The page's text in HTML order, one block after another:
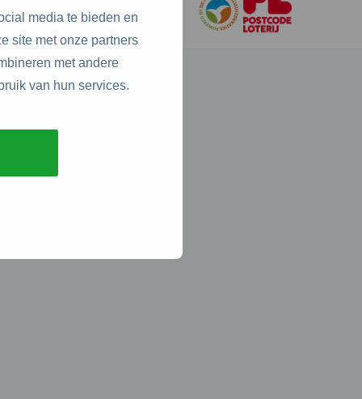
media te bieden en
site met onze partners
met andere
van hun services.